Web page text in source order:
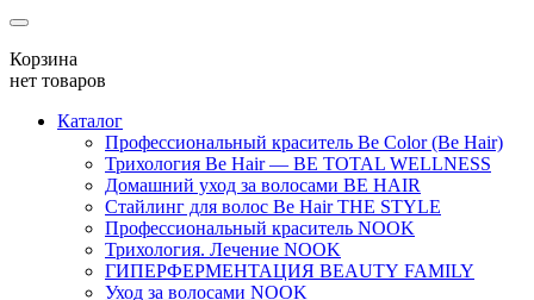
Корзина
нет товаров
Каталог
Профессиональный краситель Be Color (Be Hair)
Трихология Be Hair — BE TOTAL WELLNESS
Домашний уход за волосами BE HAIR
Стайлинг для волос Be Hair THE STYLE
Профессиональный краситель NOOK
Трихология. Лечение NOOK
ГИПЕРФЕРМЕНТАЦИЯ BEAUTY FAMILY
Уход за волосами NOOK